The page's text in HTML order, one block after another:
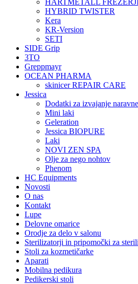
HARTMETALL
HYBRID TWISTER
Kera
KR-Version
SETI
SIDE Grip
3TO
Greppmayr
OCEAN PHARMA
skinicer REPAIR CARE
Jessica
Dodatki za izvajanje
Mini laki
Geleration
Jessica BIOPURE
Laki
NOVI ZEN SPA
Olje za nego nohtov
Phenom
HC Equipments
Novosti
O nas
Kontakt
Lupe
Delovne omarice
Orodje za delo v salonu
Sterilizatorji in pripomočki za
Stoli za kozmetičarke
Aparati
Mobilna pedikura
Pedikerski stoli